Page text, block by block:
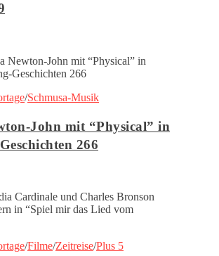
/Schmusa-Musik
John mit “Physical” in
266
/Filme/Zeitreise/Plus 5